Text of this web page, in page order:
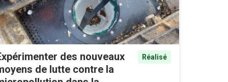
des nouveaux
de lutte contre la
Réalisé